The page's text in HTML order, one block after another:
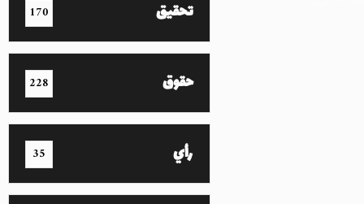
تحقيق 170
حقوق 228
رأي 35